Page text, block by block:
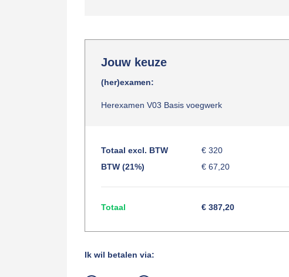
Jouw keuze
(her)examen:
Herexamen V03 Basis voegwerk
Totaal excl. BTW
€ 320
BTW (21%)
€ 67,20
Totaal € 387,20
Ik wil betalen via: